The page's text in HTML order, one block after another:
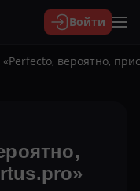
Войти
вероятно,